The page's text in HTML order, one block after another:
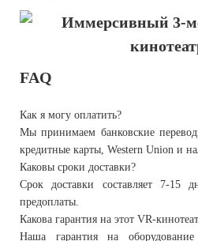
FAQ
Как я могу оплатить?
Мы принимаем банковские
кредитные карты, Western Union и
Каковы сроки доставки?
Срок доставки составляет 7-15
предоплаты.
Какова гарантия на этот VR-
Наша гарантия на